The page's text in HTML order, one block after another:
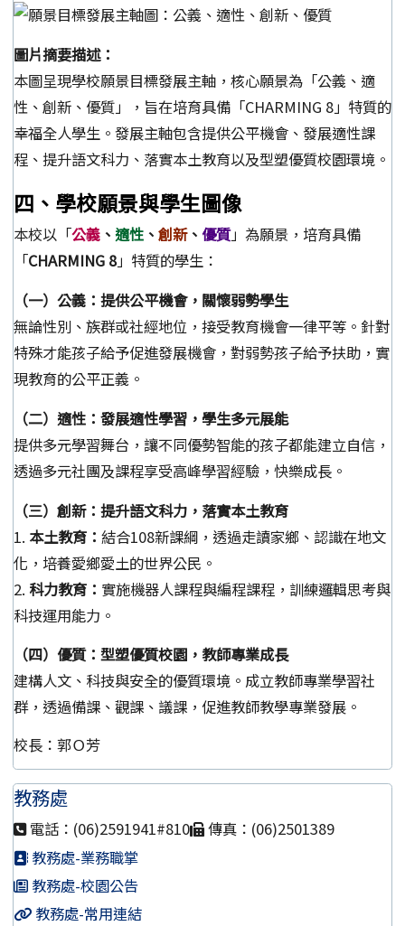
圖片摘要描述：
本圖呈現學校願景目標發展主軸，核心願景為「公義、適
性、創新、優質」，旨在培育具備「CHARMING 8」特質的
幸福全人學生。發展主軸包含提供公平機會、發展適性課
程、提升語文科力、落實本土教育以及型塑優質校園環境。
四、學校願景與學生圖像
本校以「公義 、 適性 、 創新、 優質」為願景，培育具備
「CHARMING 8」特質的學生：
（一）公義：提供公平機會，關懷弱勢學生
無論性別、族群或社經地位，接受教育機會一律平等。針對
特殊才能孩子給予促進發展機會，對弱勢孩子給予扶助，實
現教育的公平正義。
（二）適性：發展適性學習，學生多元展能
提供多元學習舞台，讓不同優勢智能的孩子都能建立自信，
透過多元社團及課程享受高峰學習經驗，快樂成長。
（三）創新：提升語文科力，落實本土教育
1. 本土教育： 結合108新課綱，透過走讀家鄉、認識在地文
化，培養愛鄉愛土的世界公民。
2. 科力教育： 實施機器人課程與編程課程，訓練邏輯思考與
科技運用能力。
（四）優質：型塑優質校園，教師專業成長
建構人文、科技與安全的優質環境。成立教師專業學習社
群，透過備課、觀課、議課，促進教師教學專業發展。
校長：郭Ｏ芳
教務處
電話：(06)2591941#810
傳真：(06)2501389
教務處-業務職掌
教務處-校園公告
教務處-常用連結